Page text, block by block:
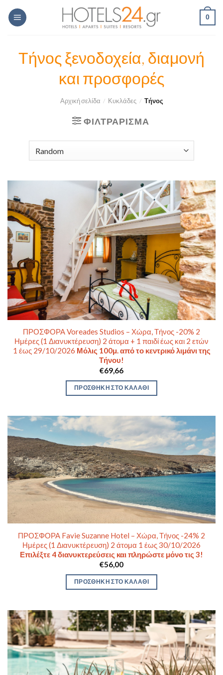
Skip
0
Τήνος ξενοδοχεία, διαμονή
και προσφορές
Αρχική σελίδα / Κυκλάδες / Τήνος
ΦΙΛΤΡΆΡΙΣΜΑ
ΠΡΟΣΦΟΡΑ Voreades Studios – Χώρα, Τήνος -20% 2
Ημέρες (1 Διανυκτέρευση) 2 άτομα + 1 παιδί έως και 2 ετών
1 έως 29/10/2026 Μόλις 100μ. από το κεντρικό λιμάνι της
Τήνου!
€69,66
ΠΡΟΣΘΉΚΗ ΣΤΟ ΚΑΛΆΘΙ
ΠΡΟΣΦΟΡΑ Favie Suzanne Hotel – Χώρα, Τήνος -24% 2
Ημέρες (1 Διανυκτέρευση) 2 άτομα 1 έως 30/10/2026
Επιλέξτε 4 διανυκτερεύσεις και πληρώστε μόνο τις 3!
€56,00
ΠΡΟΣΘΉΚΗ ΣΤΟ ΚΑΛΆΘΙ